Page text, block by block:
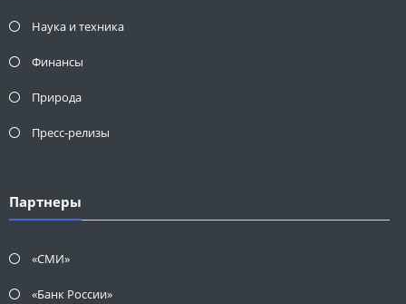
Наука и техника
Финансы
Природа
Пресс-релизы
Партнеры
«СМИ»
«Банк России»